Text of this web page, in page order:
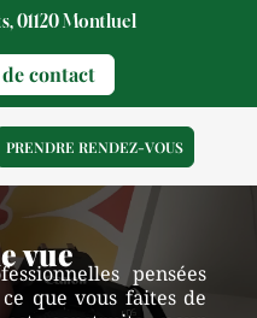
01120 Montluel
contact
PRENDRE RENDEZ-VOUS
vue
pensées
que vous faites de